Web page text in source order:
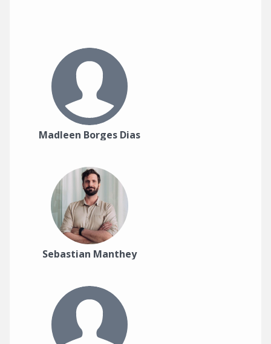
Madleen Borges Dias
Sebastian Manthey